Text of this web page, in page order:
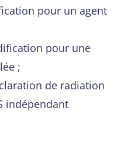
pour un agent
pour une
;
de radiation
indépendant